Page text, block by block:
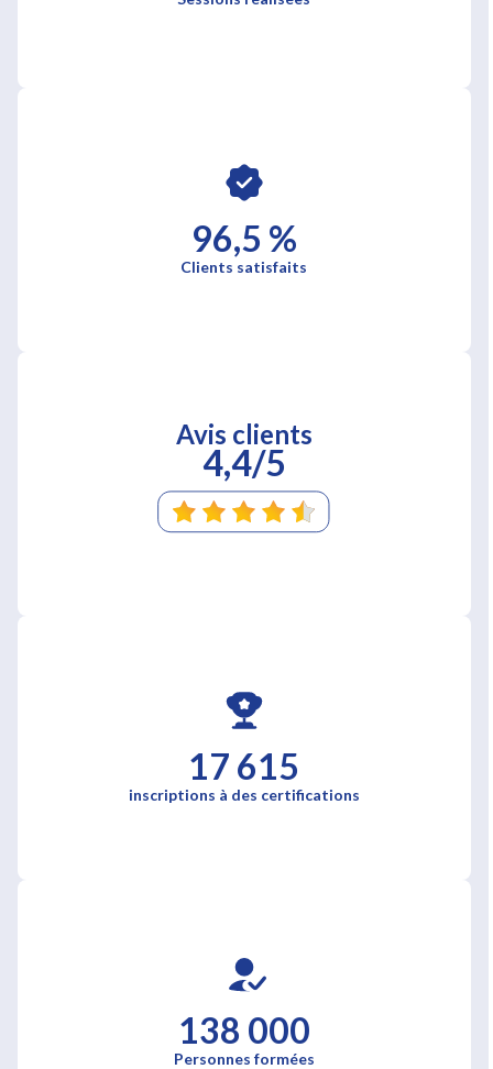
96,5 %
Clients satisfaits
Avis clients
4,4/5
17 615
inscriptions à des certifications
138 000
Personnes formées